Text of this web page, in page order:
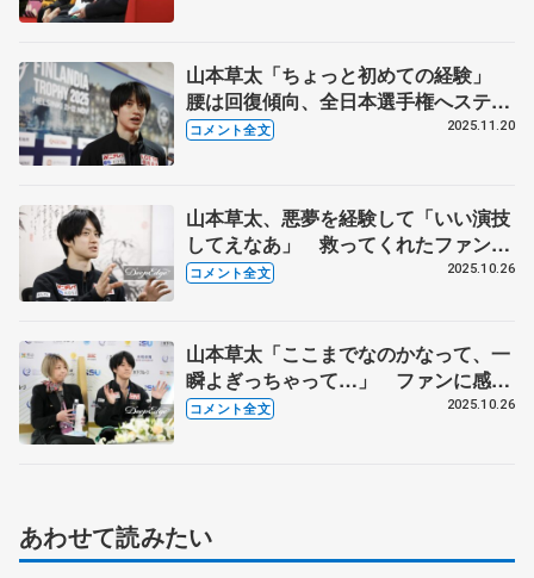
山本草太「ちょっと初めての経験」
腰は回復傾向、全日本選手権へステッ
プアップ誓う【GPフィンランディア
コメント全文 2025.11.20
山本草太、悪夢を経験して「いい演技
してえなあ」 救ってくれたファンに
「次は期待してんぞ、って応援しても
コメント全文 2025.10.26
山本草太「ここまでなのかなって、一
瞬よぎっちゃって…」 ファンに感
謝、どん底でも希望捨てず 【ＧＰ中国
コメント全文 2025.10.26
あわせて読みたい